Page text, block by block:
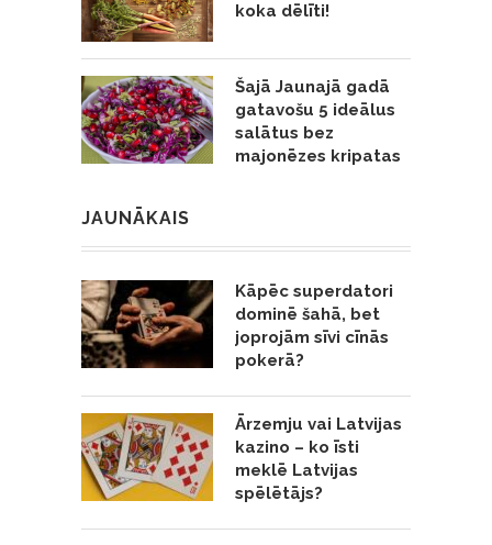
koka dēlīti!
Šajā Jaunajā gadā
gatavošu 5 ideālus
salātus bez
majonēzes kripatas
JAUNĀKAIS
Kāpēc superdatori
dominē šahā, bet
joprojām sīvi cīnās
pokerā?
Ārzemju vai Latvijas
kazino – ko īsti
meklē Latvijas
spēlētājs?